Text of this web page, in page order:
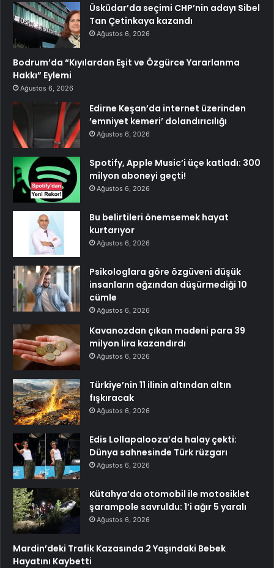
Üsküdar’da seçimi CHP’nin adayı Sibel
Tan Çetinkaya kazandı
Ağustos 6, 2026
Bodrum’da “Kıyılardan Eşit ve Özgürce Yararlanma
Hakkı” Eylemi
Ağustos 6, 2026
Edirne Keşan’da internet üzerinden
’emniyet kemeri’ dolandırıcılığı
Ağustos 6, 2026
Spotify, Apple Music’i üçe katladı: 300
milyon aboneyi geçti!
Ağustos 6, 2026
Bu belirtileri önemsemek hayat
kurtarıyor
Ağustos 6, 2026
Psikologlara göre özgüveni düşük
insanların ağzından düşürmediği 10
cümle
Ağustos 6, 2026
Kavanozdan çıkan madeni para 39
milyon lira kazandırdı
Ağustos 6, 2026
Türkiye’nin 11 ilinin altından altın
fışkıracak
Ağustos 6, 2026
Edis Lollapalooza’da halay çekti:
Dünya sahnesinde Türk rüzgarı
Ağustos 6, 2026
Kütahya’da otomobil ile motosiklet
şarampole savruldu: 1’i ağır 5 yaralı
Ağustos 6, 2026
Mardin’deki Trafik Kazasında 2 Yaşındaki Bebek
Hayatını Kaybetti